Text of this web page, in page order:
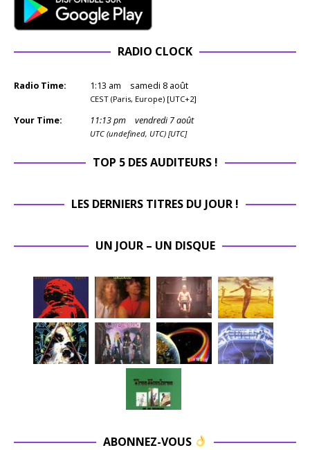
RADIO CLOCK
Radio Time: 1:13 am samedi 8 août
CEST (Paris, Europe) [UTC+2]
Your Time: 11:13pm vendredi 7 août
UTC (undefined, UTC) [UTC]
TOP 5 DES AUDITEURS !
LES DERNIERS TITRES DU JOUR !
UN JOUR – UN DISQUE
ABONNEZ-VOUS